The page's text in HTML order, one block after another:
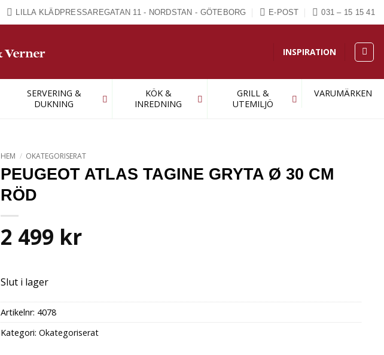
LILLA KLÄDPRESSAREGATAN 11 - NORDSTAN - GÖTEBORG E-POST 031 – 15 15 41
INSPIRATION
SERVERING &
DUKNING
KÖK &
INREDNING
GRILL &
UTEMILJÖ
VARUMÄRKEN
HEM / OKATEGORISERAT
PEUGEOT ATLAS TAGINE GRYTA Ø 30 CM
RÖD
2 499 kr
Slut i lager
Artikelnr: 4078
Kategori: Okategoriserat